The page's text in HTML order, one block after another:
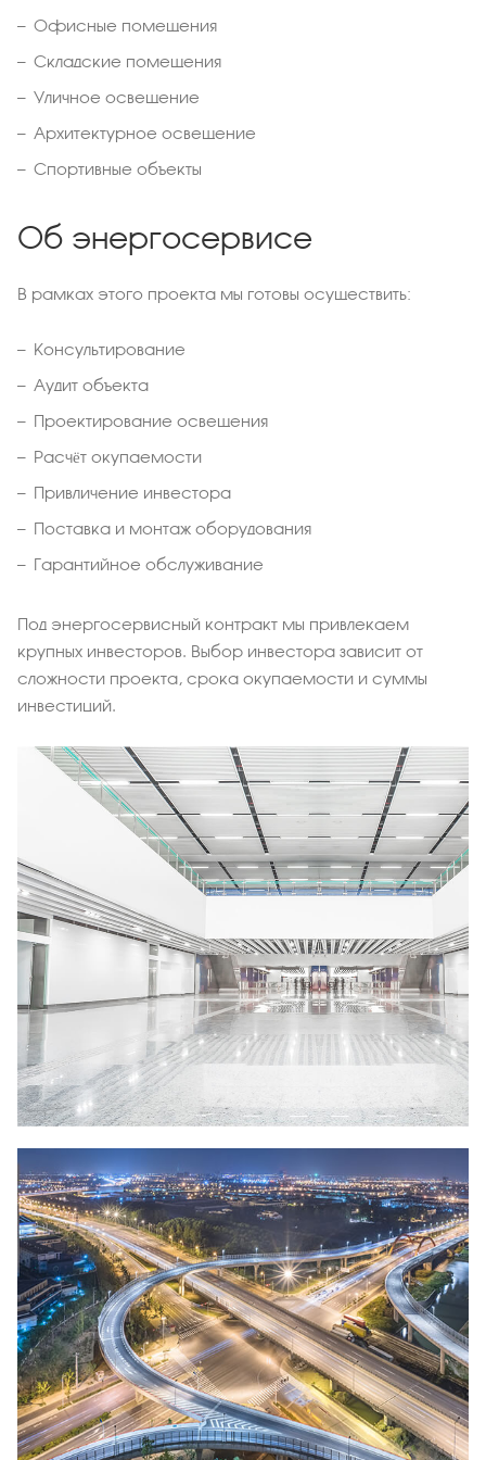
Офисные помещения
Складские помещения
Уличное освещение
Архитектурное освещение
Спортивные объекты
Об энергосервисе
В рамках этого проекта мы готовы осуществить:
Консультирование
Аудит объекта
Проектирование освещения
Расчёт окупаемости
Привличение инвестора
Поставка и монтаж оборудования
Гарантийное обслуживание
Под энергосервисный контракт мы привлекаем
крупных инвесторов. Выбор инвестора зависит от
сложности проекта, срока окупаемости и суммы
инвестиций.